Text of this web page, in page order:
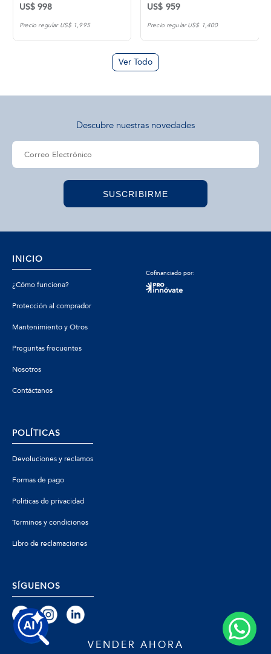
US$ 959
Precio regular US$ 1,400
US$ 900
Precio regular US$ 1,200
Ver Todo
VENDER AHORA
Descubre nuestras novedades
SUSCRIBIRME
INICIO
¿Cómo funciona?
Protección al comprador
Mantenimiento y Otros
Preguntas frecuentes
Nosotros
Contáctanos
Cofinanciado por:
POLÍTICAS
Devoluciones y reclamos
Formas de pago
Políticas de privacidad
Términos y condiciones
Libro de reclamaciones
SÍGUENOS
© 2026 Zafiro - Todos los derechos reservados